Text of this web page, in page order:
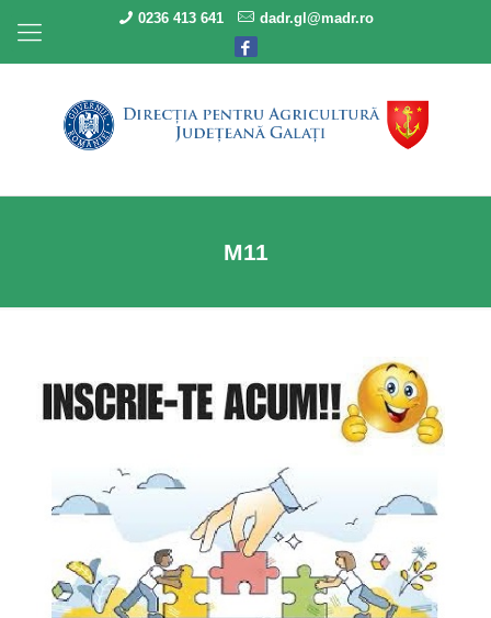
0236 413 641 dadr.gl@madr.ro
M11